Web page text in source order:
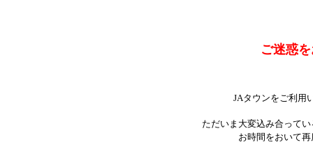
ご迷惑
JAタウンをご利用
ただいま大変込み合って
お時間をおいて